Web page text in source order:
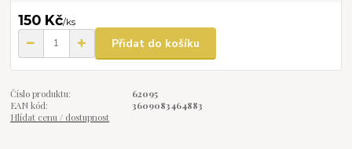
150 Kč/ks
Přidat do košíku
Číslo produktu:
62095
EAN kód:
3609083464883
Hlídat cenu / dostupnost